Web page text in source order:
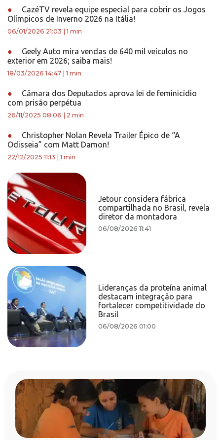
●
CazéTV revela equipe especial para cobrir os Jogos
Olímpicos de Inverno 2026 na Itália!
06/01/2026 21:03 |1 min
●
Geely Auto mira vendas de 640 mil veículos no
exterior em 2026; saiba mais!
18/03/2026 14:47 |1 min
●
Câmara dos Deputados aprova lei de feminicídio
com prisão perpétua
26/11/2025 08:06 2 min
●
Christopher Nolan Revela Trailer Épico de “A
Odisseia” com Matt Damon!
22/12/2025 11:13 |1 min
Jetour considera fábrica
compartilhada no Brasil, revela
diretor da montadora
06/08/2026 11:41
Lideranças da proteína animal
destacam integração para
fortalecer competitividade do
Brasil
06/08/2026 01:00